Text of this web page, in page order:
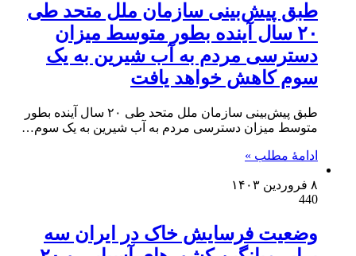
طبق پیش‌بینی سازمان ملل متحد طی
۲۰ سال آینده بطور متوسط میزان
دسترسی مردم به آب شیرین به یک
سوم کاهش خواهد یافت
طبق پیش‌بینی سازمان ملل متحد طی ۲۰ سال آینده بطور
متوسط میزان دسترسی مردم به آب شیرین به یک سوم…
ادامۀ مطلب »
۸ فروردین ۱۴۰۳
440
وضعیت فرسایش خاک در ایران سه